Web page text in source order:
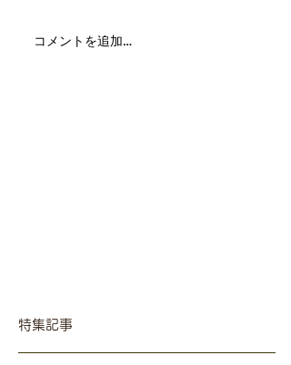
クリスマスの街をつくる
コメントを追加…
特集記事